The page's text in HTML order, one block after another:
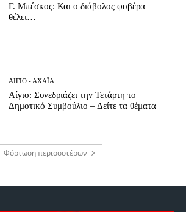
Γ. Μπέσκος: Και ο διάβολος φοβέρα
θέλει…
ΑΊΓΙΟ - ΑΧΑΪ́Α
Αίγιο: Συνεδριάζει την Τετάρτη το
Δημοτικό Συμβούλιο – Δείτε τα θέματα
Φόρτωση περισσοτέρων